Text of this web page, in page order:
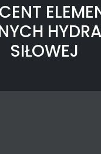
SIŁOWEJ